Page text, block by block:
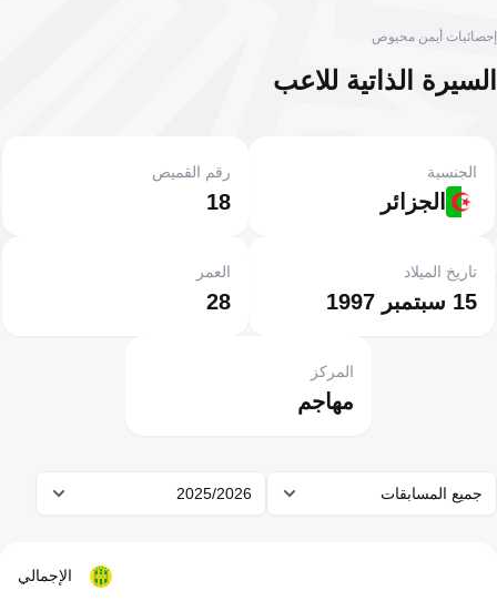
إحصائيات أيمن محيوص
السيرة الذاتية للاعب
الجزائر
الجنسية
18
رقم القميص
15 سبتمبر 1997
تاريخ الميلاد
28
العمر
مهاجم
المركز
جميع المسابقات 2025/2026
الإجمالي